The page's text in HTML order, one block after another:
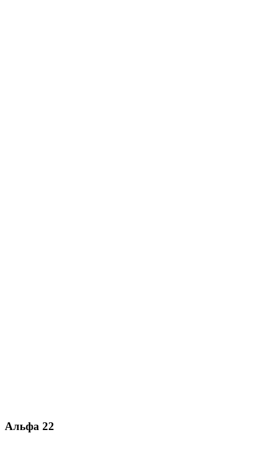
Альфа 22